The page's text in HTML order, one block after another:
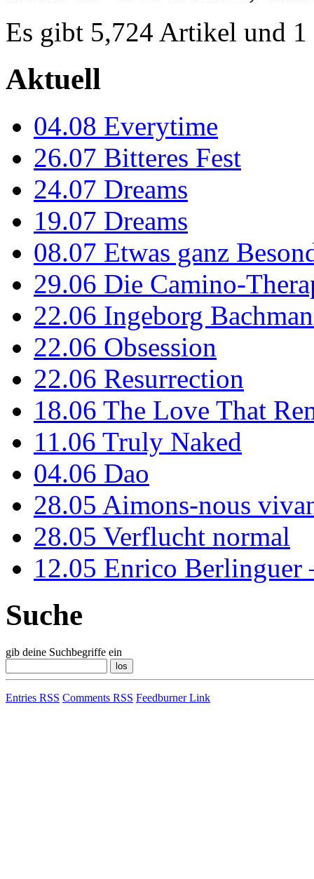
Es gibt 5,724 Artikel und 1
Aktuell
04.08 Everytime
26.07 Bitteres Fest
24.07 Dreams
19.07 Dreams
08.07 Etwas ganz
29.06 Die Camino-
22.06 Ingeborg
22.06 Obsession
22.06 Resurrection
18.06 The Love That
11.06 Truly Naked
04.06 Dao
28.05 Aimons-nous
28.05 Verflucht normal
12.05 Enrico Berlinguer
Suche
gib deine Suchbegriffe ein
Entries RSS Comments RSS Feedburner Link